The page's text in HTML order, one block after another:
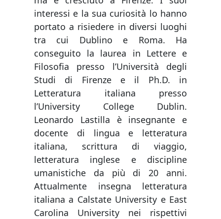
interessi e la sua curiosità lo hanno
portato a risiedere in diversi luoghi
tra cui Dublino e Roma. Ha
conseguito la laurea in Lettere e
Filosofia presso l’Università degli
Studi di Firenze e il Ph.D. in
Letteratura italiana presso
l’University College Dublin.
Leonardo Lastilla è insegnante e
docente di lingua e letteratura
italiana, scrittura di viaggio,
letteratura inglese e discipline
umanistiche da più di 20 anni.
Attualmente insegna letteratura
italiana a Calstate University e East
Carolina University nei rispettivi